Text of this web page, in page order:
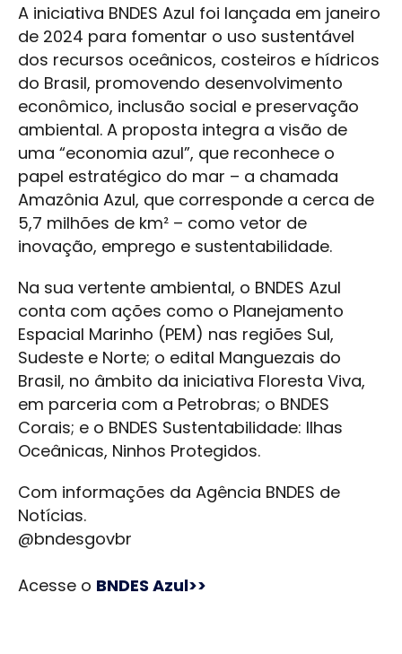
A iniciativa BNDES Azul foi lançada em janeiro
de 2024 para fomentar o uso sustentável
dos recursos oceânicos, costeiros e hídricos
do Brasil, promovendo desenvolvimento
econômico, inclusão social e preservação
ambiental. A proposta integra a visão de
uma “economia azul”, que reconhece o
papel estratégico do mar – a chamada
Amazônia Azul, que corresponde a cerca de
5,7 milhões de km² – como vetor de
inovação, emprego e sustentabilidade.
Na sua vertente ambiental, o BNDES Azul
conta com ações como o Planejamento
Espacial Marinho (PEM) nas regiões Sul,
Sudeste e Norte; o edital Manguezais do
Brasil, no âmbito da iniciativa Floresta Viva,
em parceria com a Petrobras; o BNDES
Corais; e o BNDES Sustentabilidade: Ilhas
Oceânicas, Ninhos Protegidos.
Com informações da Agência BNDES de
Notícias.
@bndesgovbr
Acesse o BNDES Azul>>